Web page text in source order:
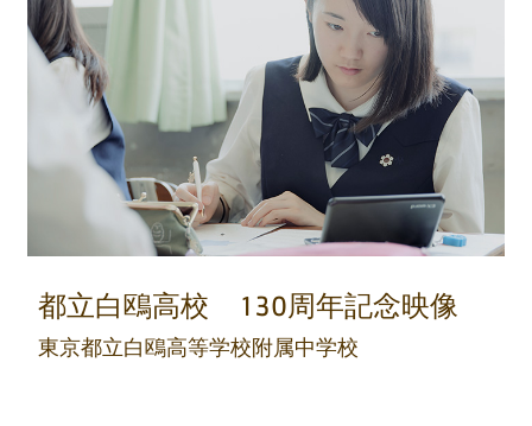
都立白鴎高校 130周年記念映像
東京都立白鴎高等学校附属中学校